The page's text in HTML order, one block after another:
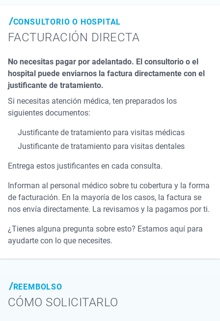
CONSULTORIO O HOSPITAL
FACTURACIÓN DIRECTA
No necesitas pagar por adelantado. El consultorio o el
hospital puede enviarnos la factura directamente con el
justificante de tratamiento.
Si necesitas atención médica, ten preparados los
siguientes documentos:
Justificante de tratamiento para visitas médicas
Justificante de tratamiento para visitas dentales
Entrega estos justificantes en cada consulta.
Informan al personal médico sobre tu cobertura y la forma
de facturación. En la mayoría de los casos, la factura se
nos envía directamente. La revisamos y la pagamos por ti.
¿Tienes alguna pregunta sobre esto? Estamos aquí para
ayudarte con lo que necesites.
REEMBOLSO
CÓMO SOLICITARLO